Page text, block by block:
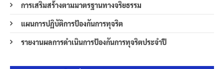
การเสริมสร้างตามมาตรฐานทางจริยธรรม
แผนการปฏิบัติการป้องกันการทุจริต
รายงานผลการดำเนินการป้องกันการทุจริตประจำปี